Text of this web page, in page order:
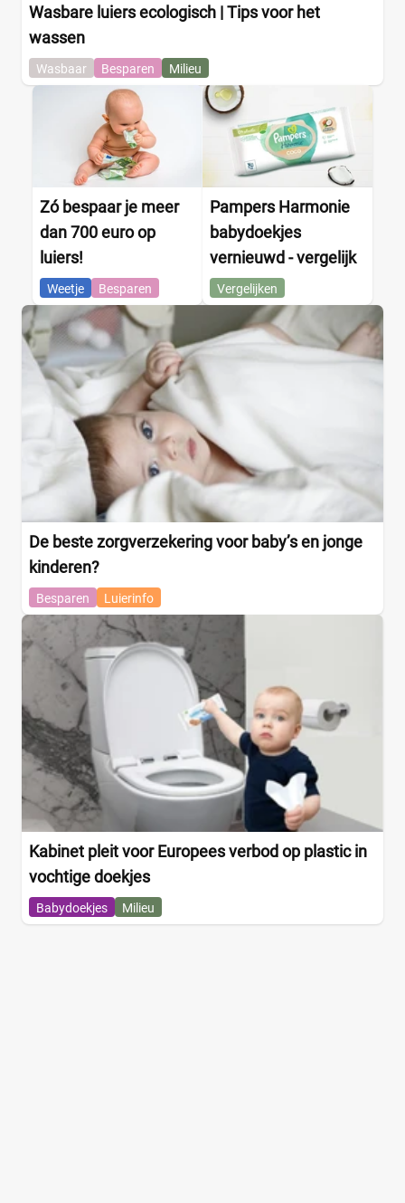
Wasbare luiers ecologisch | Tips voor het
wassen
Wasbaar Besparen Milieu
Zó bespaar je meer
dan 700 euro op
luiers!
Weetje Besparen
Pampers Harmonie
babydoekjes
vernieuwd - vergelijk
Vergelijken
De beste zorgverzekering voor baby’s en jonge
kinderen?
Besparen Luierinfo
Kabinet pleit voor Europees verbod op plastic in
vochtige doekjes
Babydoekjes Milieu